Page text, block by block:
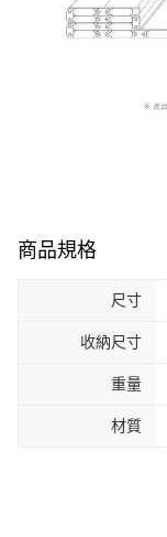
商品規格
尺寸
收納尺寸
重量
材質